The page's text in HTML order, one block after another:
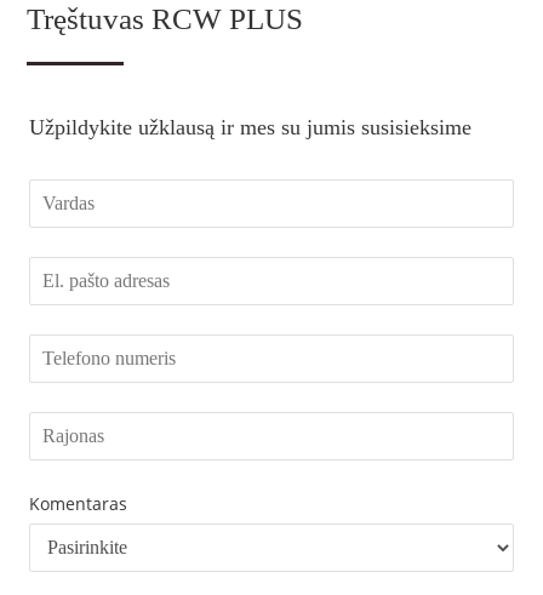
Tręštuvas RCW PLUS
Užpildykite užklausą ir mes su jumis susisieksime
Komentaras